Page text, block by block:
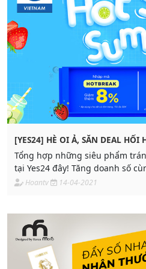
[YES24] HÈ OI Ả, SĂN DEAL HỐI
Tổng hợp những siêu phẩm
tại Yes24 đây! Tăng doanh số
Hoantv 14-04-2021